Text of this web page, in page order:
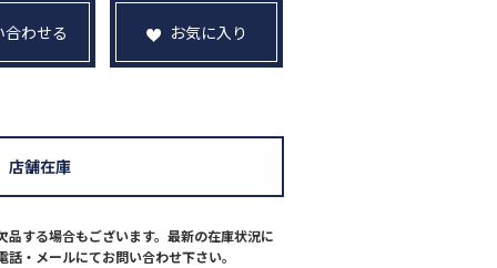
わせる お気に入り
する場合もございます。最新の在庫状況に
・メールにてお問い合わせ下さい。
店舗在庫